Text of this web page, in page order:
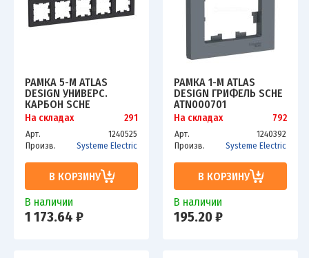
РАМКА 5-М ATLAS
DESIGN УНИВЕРС.
КАРБОН SCHE
ATN001005
На складах 291
Арт.
1240525
Произв.
Systeme Electric
В КОРЗИНУ
В наличии
1 173.64 ₽
РАМКА 1-М ATLAS
DESIGN ГРИФЕЛЬ SCHE
ATN000701
На складах 792
Арт.
1240392
Произв.
Systeme Electric
В КОРЗИНУ
В наличии
195.20 ₽